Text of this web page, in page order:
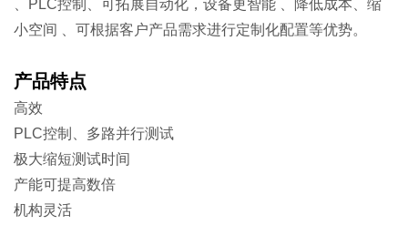
、PLC控制、可拓展自动化，设备更智能 、降低成本、缩
小空间 、可根据客户产品需求进行定制化配置等优势。
产品特点
高效
PLC控制、多路并行测试
极大缩短测试时间
产能可提高数倍
机构灵活